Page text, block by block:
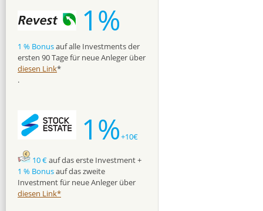
1%
1 % Bonusauf alle Investments der
ersten 90 Tage für neue Anleger über
diesen Link*
.
1%+10€
10 €auf das erste Investment +
1 % Bonusauf das zweite
Investment für neue Anleger über
diesen Link*